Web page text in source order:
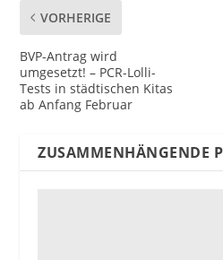
VORHERIGE
BVP-Antrag wird
umgesetzt! – PCR-Lolli-
Tests in städtischen Kitas
ab Anfang Februar
ZUSAMMENHÄNGENDE